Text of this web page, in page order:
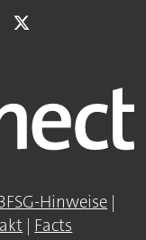
Hinweise |
| Facts